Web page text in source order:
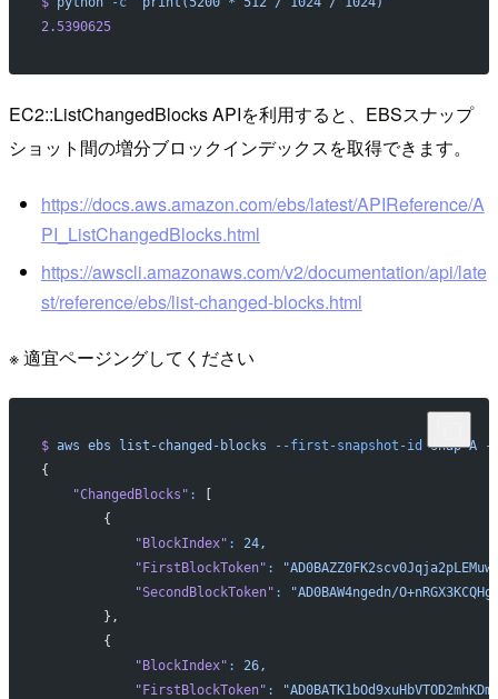
2.5390625
EC2::ListChangedBlocks APIを利用すると、EBSスナップ
ショット間の増分ブロックインデックスを取得できます。
https://docs.aws.amazon.com/ebs/latest/APIReference/A
PI_ListChangedBlocks.html
https://awscli.amazonaws.com/v2/documentation/api/late
st/reference/ebs/list-changed-blocks.html
※ 適宜ページングしてください
$ aws ebs list-changed-blocks --first-snapshot-id snap-A --
{
    "ChangedBlocks"
:
        {
            "BlockIndex"
:
24,
            "FirstBlockToken"
:
            "SecondBlockToken"
:
"AD0BAW4ngedn/
        },
        {
            "BlockIndex"
:
26,
            "FirstBlockToken"
: